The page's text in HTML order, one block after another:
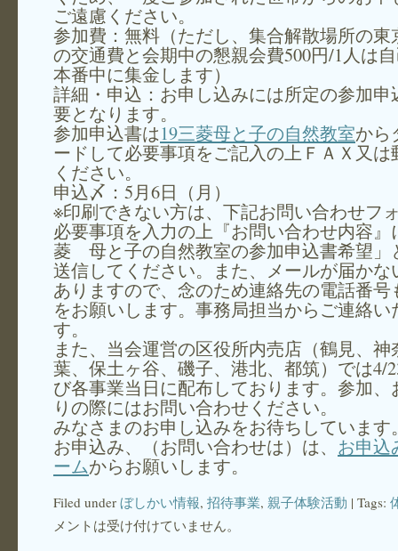
ご遠慮ください。
参加費：無料（ただし、集合解散場所の東
の交通費と会期中の懇親会費500円/1人は
本番中に集金します）
詳細・申込：お申し込みには所定の参加申
要となります。
参加申込書は19三菱母と子の自然教室から
ードして必要事項をご記入の上ＦＡＸ又は
ください。
申込〆：5月6日（月）
※印刷できない方は、下記お問い合わせフ
必要事項を入力の上『お問い合わせ内容』
菱 母と子の自然教室の参加申込書希望」
送信してください。また、メールが届かな
ありますので、念のため連絡先の電話番号
をお願いします。事務局担当からご連絡い
す。
また、当会運営の区役所内売店（鶴見、神
葉、保土ヶ谷、磯子、港北、都筑）では4/
び各事業当日に配布しております。参加、
りの際にはお問い合わせください。
みなさまのお申し込みをお待ちしています
お申込み、（お問い合わせは）は、 お申込
ームからお願いします。
Filed under ぼしかい情報, 招待事業, 親子体験活動 | Tags:
メントは受け付けていません。